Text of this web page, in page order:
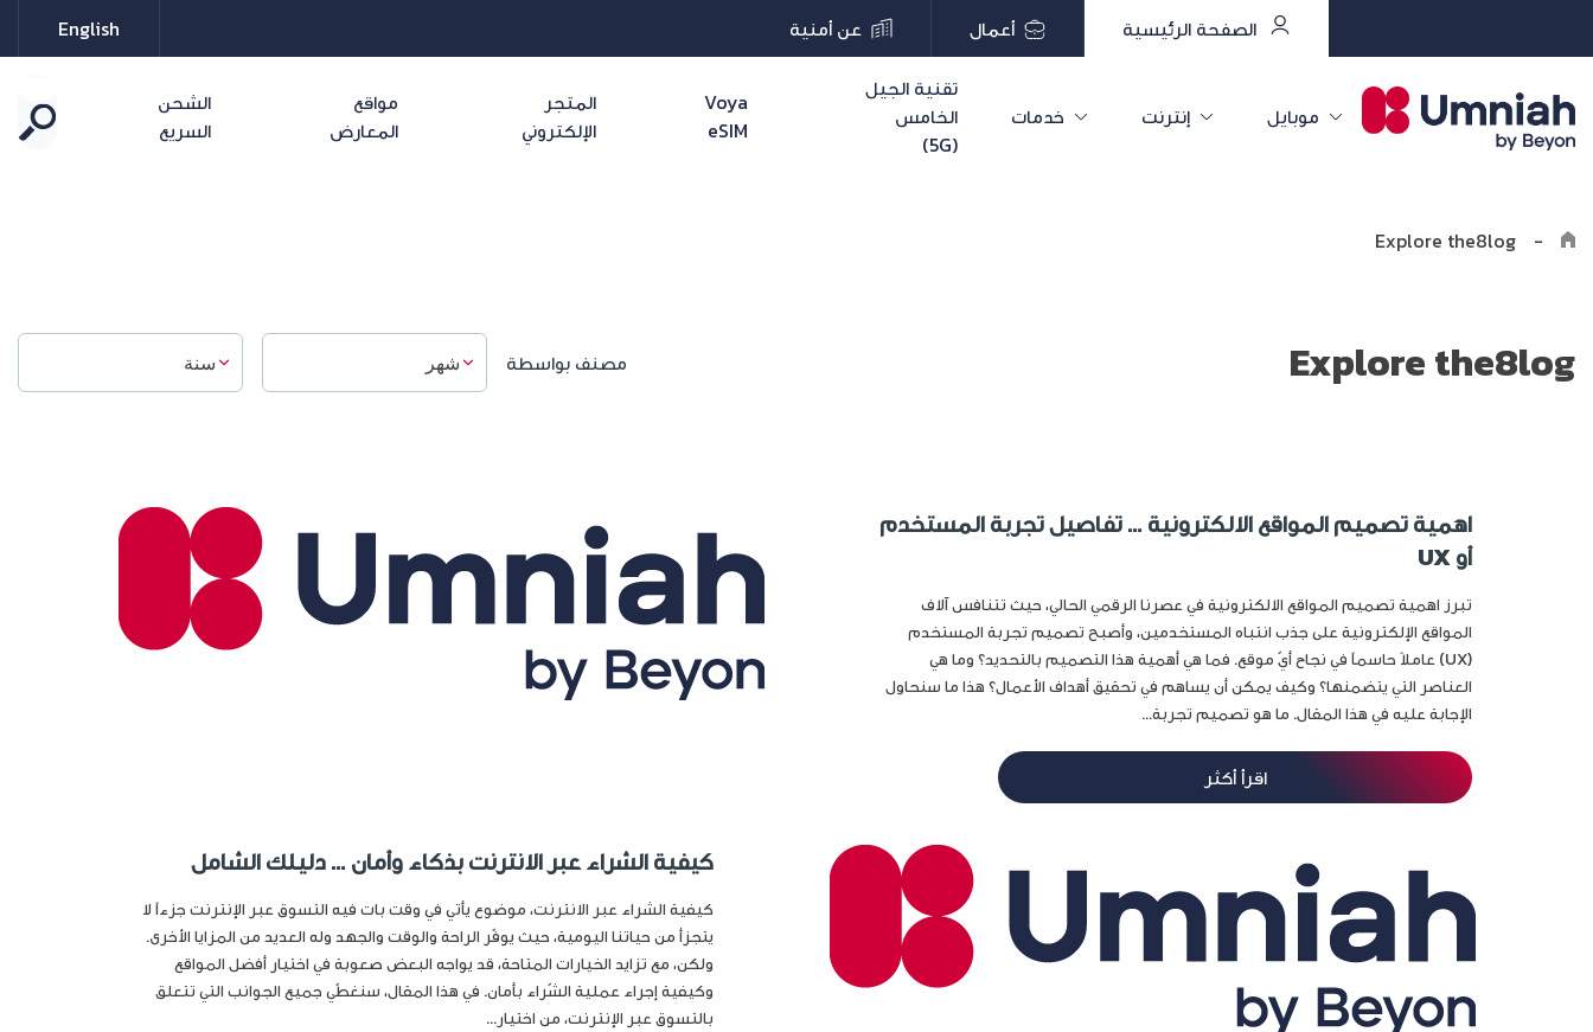
الصفحة الرئيسية أعمال عن أمنية English
موبايل إنترنت خدمات
تقنية الجيل
الخامس
(5G)
Voya
eSIM
المتجر
الإلكتروني
مواقع
المعارض
الشحن
السريع
-
Explore the8log
Explore the8log مصنف بواسطة
اهمية تصميم المواقع الالكترونية … تفاصيل تجربة المستخدم
أو UX
تبرز اهمية تصميم المواقع الالكترونية في عصرنا الرقمي الحالي، حيث تتنافس آلاف
المواقع الإلكترونية على جذب انتباه المستخدمين، وأصبح تصميم تجربة المستخدم
(UX) عاملاً حاسماً في نجاح أيّ موقع. فما هي أهمية هذا التصميم بالتحديد؟ وما هي
العناصر التي يتضمنها؟ وكيف يمكن أن يساهم في تحقيق أهداف الأعمال؟ هذا ما سنحاول
الإجابة عليه في هذا المقال. ما هو تصميم تجربة...
اقرأ أكثر
كيفية الشراء عبر الانترنت بذكاء وأمان … دليلك الشامل
كيفية الشراء عبر الانترنت، موضوع يأتي في وقت بات فيه التسوق عبر الإنترنت جزءاً لا
يتجزأ من حياتنا اليومية، حيث يوفّر الراحة والوقت والجهد وله العديد من المزايا الأخرى.
ولكن، مع تزايد الخيارات المتاحة، قد يواجه البعض صعوبة في اختيار أفضل المواقع
وكيفية إجراء عملية الشّراء بأمان. في هذا المقال، سنغطّي جميع الجوانب التي تتعلق
بالتسوق عبر الإنترنت، من اختيار...